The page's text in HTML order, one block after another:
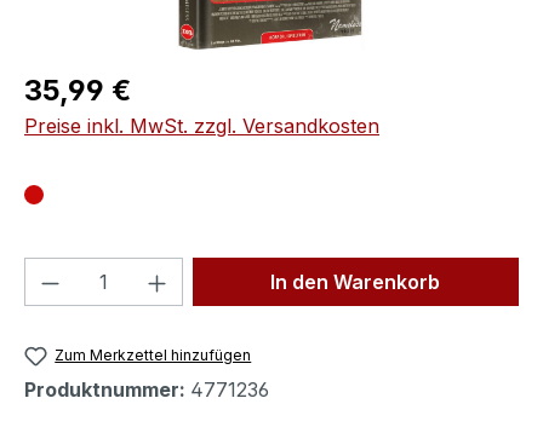
Regulärer Preis:
35,99 €
Preise inkl. MwSt. zzgl. Versandkosten
Produkt Anzahl: Gib denIn den Warenkorb
Zum Merkzettel hinzufügen
Produktnummer: 4771236